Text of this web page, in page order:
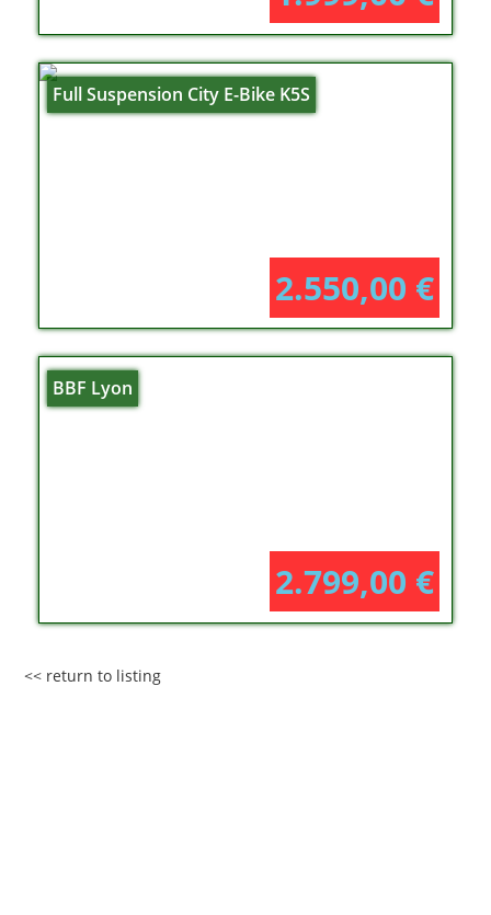
Full Suspension City E-Bike K5S
2.550,00 €
BBF Lyon
2.799,00 €
<< return to listing